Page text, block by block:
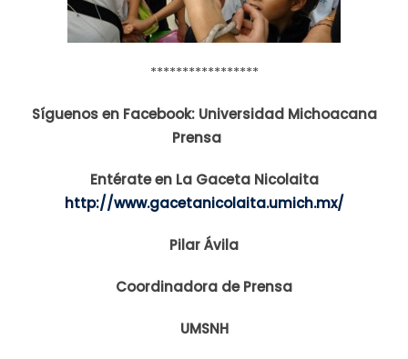
*****************
Síguenos en Facebook: Universidad Michoacana
Prensa
Entérate en La Gaceta Nicolaita
http://www.gacetanicolaita.umich.mx/
Pilar Ávila
Coordinadora de Prensa
UMSNH